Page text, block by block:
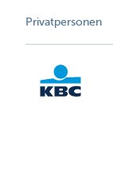
Privatpersonen